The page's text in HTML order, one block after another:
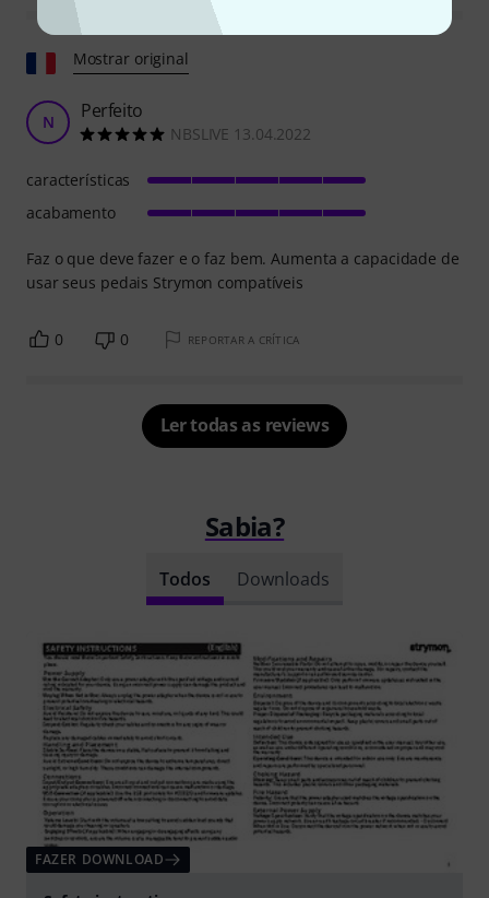
Mostrar original
N Perfeito
NBSLIVE 13.04.2022
Faz o que deve fazer e o faz bem. Aumenta a capacidade de
usar seus pedais Strymon compatíveis
características
acabamento
0 0 REPORTAR A CRÍTICA
Ler todas as reviews
Sabia?
Todos Downloads
FAZER DOWNLOAD